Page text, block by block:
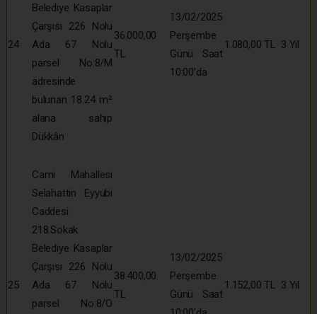
24
Belediye Kasaplar
Çarşısı 226 Nolu
Ada 67 Nolu
parsel No:8/M
adresinde
bulunan 18.24 m²
alana sahip
Dükkân
36.000,00
TL
13/02/2025
Perşembe
Günü Saat
10:00’da
1.080,00 TL 3 Yıl
25
Cami Mahallesi
Selahattin Eyyubi
Caddesi
218.Sokak
Belediye Kasaplar
Çarşısı 226 Nolu
Ada 67 Nolu
parsel No:8/O
38.400,00
TL
13/02/2025
Perşembe
Günü Saat
1.152,00 TL 3 Yıl